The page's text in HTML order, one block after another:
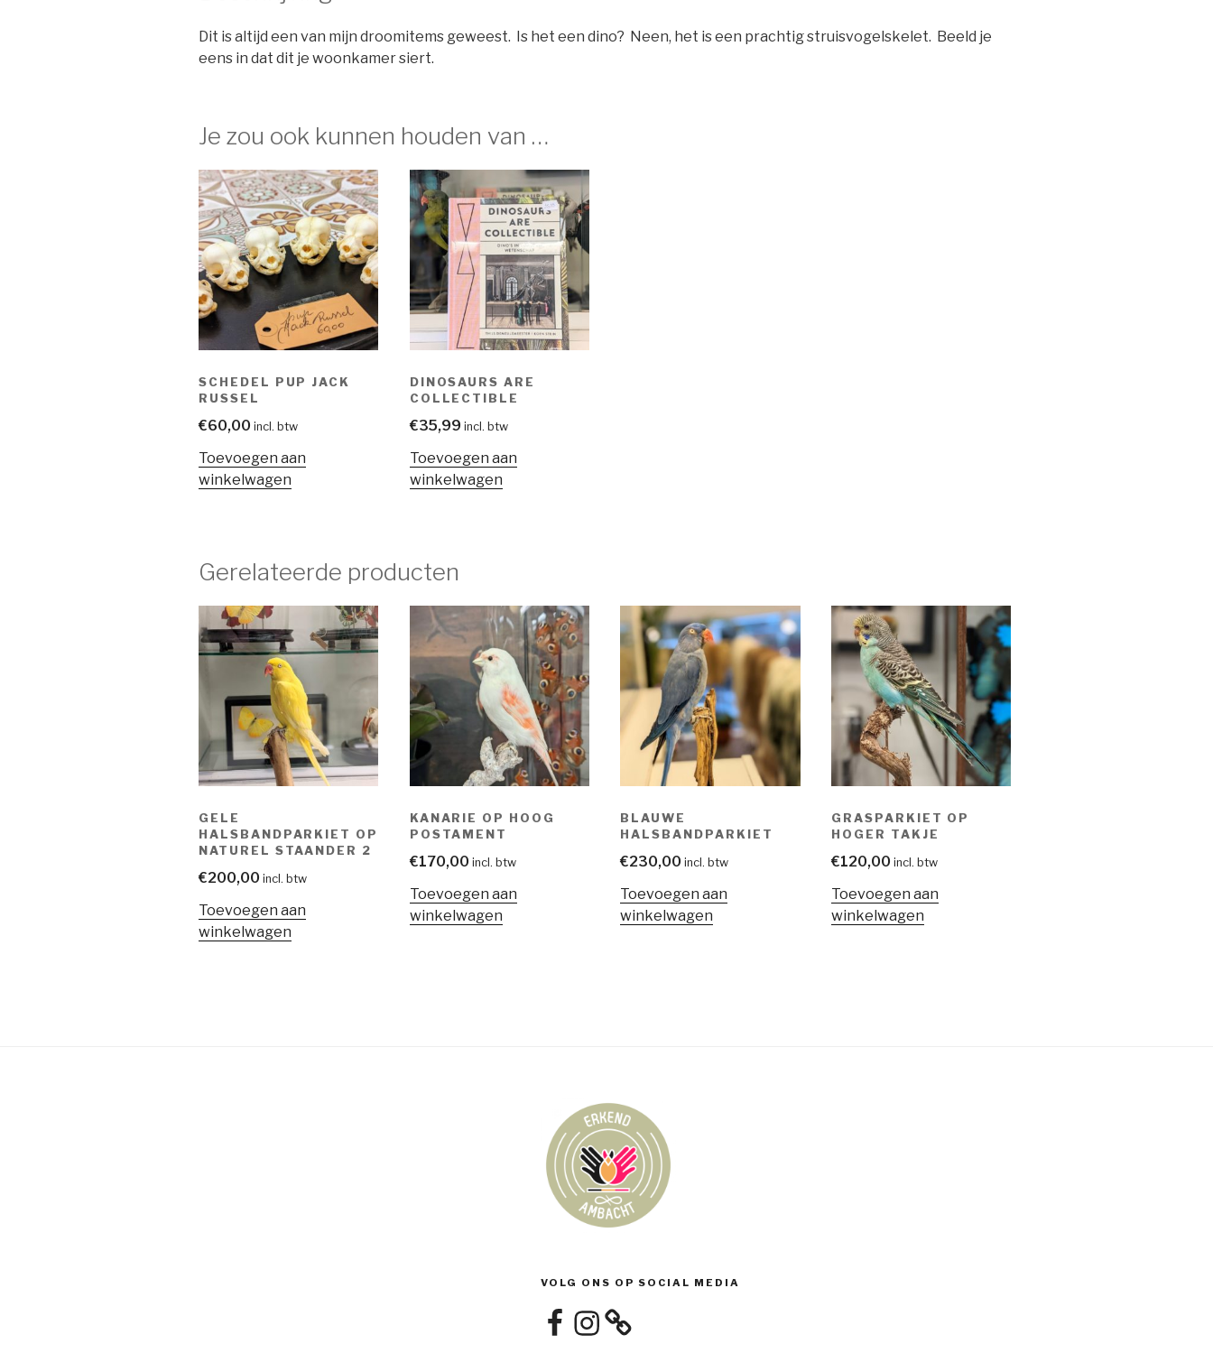
Dit is altijd een van mijn droomitems geweest. Is het een dino? Neen, het is een prachtig struisvogelskelet. Beeld je
eens in dat dit je woonkamer siert.
Je zou ook kunnen houden van …
SCHEDEL PUP JACK
RUSSEL
€60,00 incl. btw
Toevoegen aan
winkelwagen
DINOSAURS ARE
COLLECTIBLE
€35,99 incl. btw
Toevoegen aan
winkelwagen
Gerelateerde producten
GELE
HALSBANDPARKIET OP
NATUREL STAANDER 2
€200,00 incl. btw
Toevoegen aan
winkelwagen
KANARIE OP HOOG
POSTAMENT
€170,00 incl. btw
Toevoegen aan
winkelwagen
BLAUWE
HALSBANDPARKIET
€230,00 incl. btw
Toevoegen aan
winkelwagen
GRASPARKIET OP
HOGER TAKJE
€120,00 incl. btw
Toevoegen aan
winkelwagen
VOLG ONS OP SOCIAL MEDIA
FacebookInstagram